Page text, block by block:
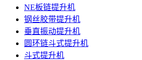
NE板链提升机
钢丝胶带提升机
垂直振动提升机
圆环链斗式提升机
斗式提升机